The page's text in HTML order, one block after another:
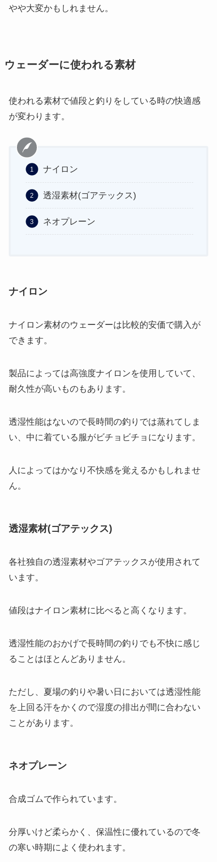
やや大変かもしれません。
ウェーダーに使われる素材
使われる素材で値段と釣りをしている時の快適感
が変わります。
ナイロン
透湿素材(ゴアテックス)
ネオプレーン
ナイロン
ナイロン素材のウェーダーは比較的安価で購入が
できます。
製品によっては高強度ナイロンを使用していて、
耐久性が高いものもあります。
透湿性能はないので長時間の釣りでは蒸れてしま
い、中に着ている服がビチョビチョになります。
人によってはかなり不快感を覚えるかもしれませ
ん。
透湿素材(ゴアテックス)
各社独自の透湿素材やゴアテックスが使用されて
います。
値段はナイロン素材に比べると高くなります。
透湿性能のおかげで長時間の釣りでも不快に感じ
ることはほとんどありません。
ただし、夏場の釣りや暑い日においては透湿性能
を上回る汗をかくので湿度の排出が間に合わない
ことがあります。
ネオプレーン
合成ゴムで作られています。
分厚いけど柔らかく、保温性に優れているので冬
の寒い時期によく使われます。